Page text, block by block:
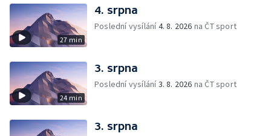
27 min
4. srpna
Poslední vysílání4. 8. 2026 na ČT sport
24 min
3. srpna
Poslední vysílání3. 8. 2026 na ČT sport
3. srpna